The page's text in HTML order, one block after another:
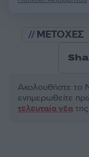
ΜΕΤΟΧΕΣ
Ακολουθήστε το
ενημερωθείτε
τελευταία νέα